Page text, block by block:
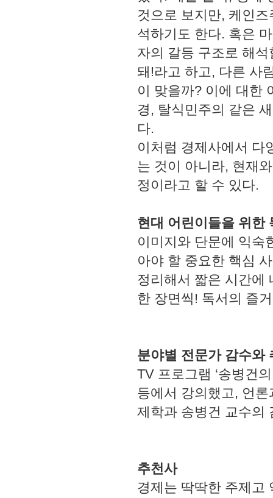
것으로 보지만, 케인
석하기도 한다. 혹은
자의 갈등 구조로 해
돼!라고 하고, 다른 사
이 맞을까? 이에 대한
경, 탈식민주의 같은
다.
이처럼 경제사에서 다
는 것이 아니라, 현재
정이라고 할 수 있다.
현대 어린이들을 위한
이미지와 단문에 익숙
아야 할 중요한 핵심
정리해서 짧은 시간에
한 장면씩! 독서의 즐
분야별 전문가 감수와
TV 프로그램 ‘송병건
등에서 강의했고, 언
제학과 송병건 교수의
추천사
경제는 딱딱한 주제고